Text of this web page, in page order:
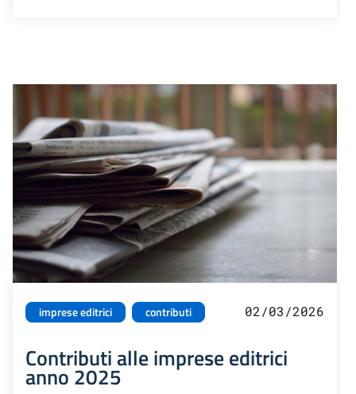
imprese editrici contributi 02/03/2026
Contributi alle imprese editrici
anno 2025